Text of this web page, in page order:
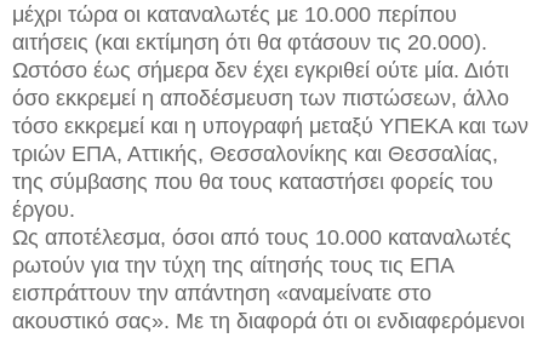
μέχρι τώρα οι καταναλωτές με 10.000 περίπου
αιτήσεις (και εκτίμηση ότι θα φτάσουν τις 20.000).
Ωστόσο έως σήμερα δεν έχει εγκριθεί ούτε μία. Διότι
όσο εκκρεμεί η αποδέσμευση των πιστώσεων, άλλο
τόσο εκκρεμεί και η υπογραφή μεταξύ ΥΠΕΚΑ και των
τριών ΕΠΑ, Αττικής, Θεσσαλονίκης και Θεσσαλίας,
της σύμβασης που θα τους καταστήσει φορείς του
έργου.
Ως αποτέλεσμα, όσοι από τους 10.000 καταναλωτές
ρωτούν για την τύχη της αίτησής τους τις ΕΠΑ
εισπράττουν την απάντηση «αναμείνατε στο
ακουστικό σας». Με τη διαφορά ότι οι ενδιαφερόμενοι